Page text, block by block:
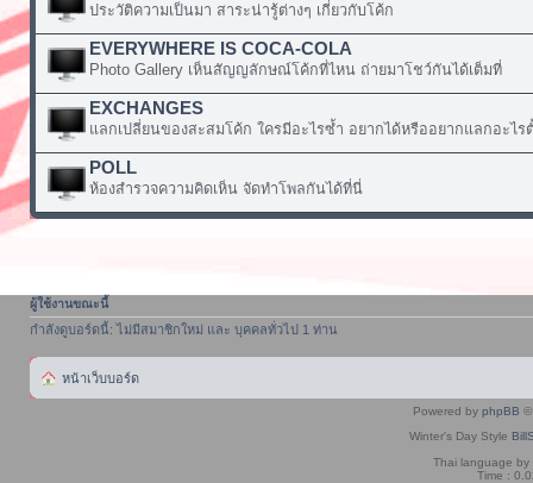
ประวัติความเป็นมา สาระน่ารู้ต่างๆ เกี่ยวกับโค้ก
EVERYWHERE IS COCA-COLA
Photo Gallery เห็นสัญญลักษณ์โค้กที่ไหน ถ่ายมาโชว์กันได้เต็มที่
EXCHANGES
แลกเปลี่ยนของสะสมโค้ก ใครมีอะไรซ้ำ อยากได้หรืออยากแลกอะไร
POLL
ห้องสำรวจความคิดเห็น จัดทำโพลกันได้ที่นี่
ผู้ใช้งานขณะนี้
กำลังดูบอร์ดนี้: ไม่มีสมาชิกใหม่ และ บุคคลทั่วไป 1 ท่าน
หน้าเว็บบอร์ด
Powered by phpBB ©
Winter's Day Style
Thai language by
Time :